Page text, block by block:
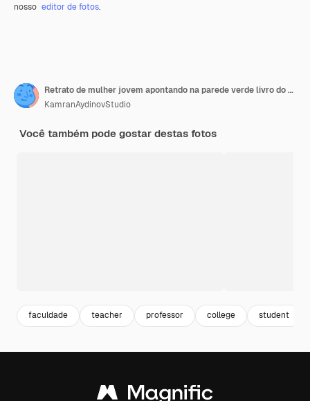
nosso editor de fotos.
Retrato de mulher jovem apontando na parede verde livro do aluno professor universitário
KamranAydinovStudio
Você também pode gostar destas fotos
faculdade teacher professor college student